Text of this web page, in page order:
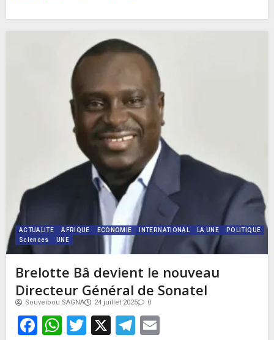
ACTUALITE AFRIQUE ECONOMIE INTERNATIONAL LA UNE
POLITIQUE
Sciences
UNE
Brelotte Bâ devient le nouveau
Directeur Général de Sonatel
Souveibou SAGNA 24 juillet 2025 0
Facebook
WhatsApp
Twitter
X Telegram